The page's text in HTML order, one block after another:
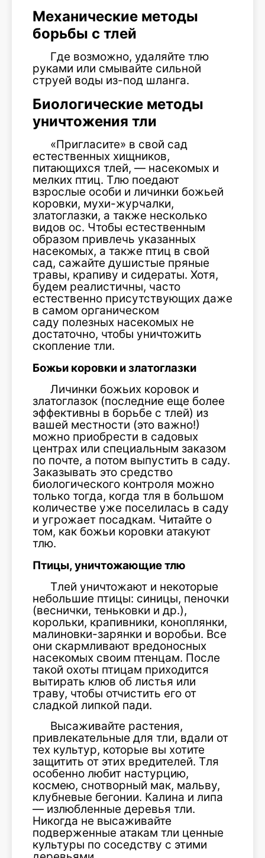
Механические методы
борьбы с тлей
Где возможно, удаляйте тлю
руками или смывайте сильной
струей воды из-под шланга.
Биологические методы
уничтожения тли
«Пригласите» в свой сад
естественных хищников,
питающихся тлей, — насекомых и
мелких птиц. Тлю поедают
взрослые особи и личинки божьей
коровки, мухи-журчалки,
златоглазки, а также несколько
видов ос. Чтобы естественным
образом привлечь указанных
насекомых, а также птиц в свой
сад, сажайте душистые пряные
травы, крапиву и сидераты. Хотя,
будем реалистичны, часто
естественно присутствующих даже
в самом органическом
саду полезных насекомых не
достаточно, чтобы уничтожить
скопление тли.
Божьи коровки и златоглазки
Личинки божьих коровок и
златоглазок (последние еще более
эффективны в борьбе с тлей) из
вашей местности (это важно!)
можно приобрести в садовых
центрах или специальным заказом
по почте, а потом выпустить в саду.
Заказывать это средство
биологического контроля можно
только тогда, когда тля в большом
количестве уже поселилась в саду
и угрожает посадкам. Читайте о
том, как божьи коровки атакуют
тлю.
Птицы, уничтожающие тлю
Тлей уничтожают и некоторые
небольшие птицы: синицы, пеночки
(веснички, теньковки и др.),
корольки, крапивники, коноплянки,
малиновки-зарянки и воробьи. Все
они скармливают вредоносных
насекомых своим птенцам. После
такой охоты птицам приходится
вытирать клюв об листья или
траву, чтобы отчистить его от
сладкой липкой пади.
Высаживайте растения,
привлекательные для тли, вдали от
тех культур, которые вы хотите
защитить от этих вредителей. Тля
особенно любит настурцию,
космею, снотворный мак, мальву,
клубневые бегонии. Калина и липа
— излюбленные деревья тли.
Никогда не высаживайте
подверженные атакам тли ценные
культуры по соседству с этими